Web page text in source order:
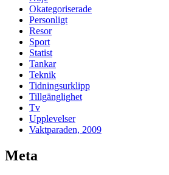
Okategoriserade
Personligt
Resor
Sport
Statist
Tankar
Teknik
Tidningsurklipp
Tillgänglighet
Tv
Upplevelser
Vaktparaden, 2009
Meta